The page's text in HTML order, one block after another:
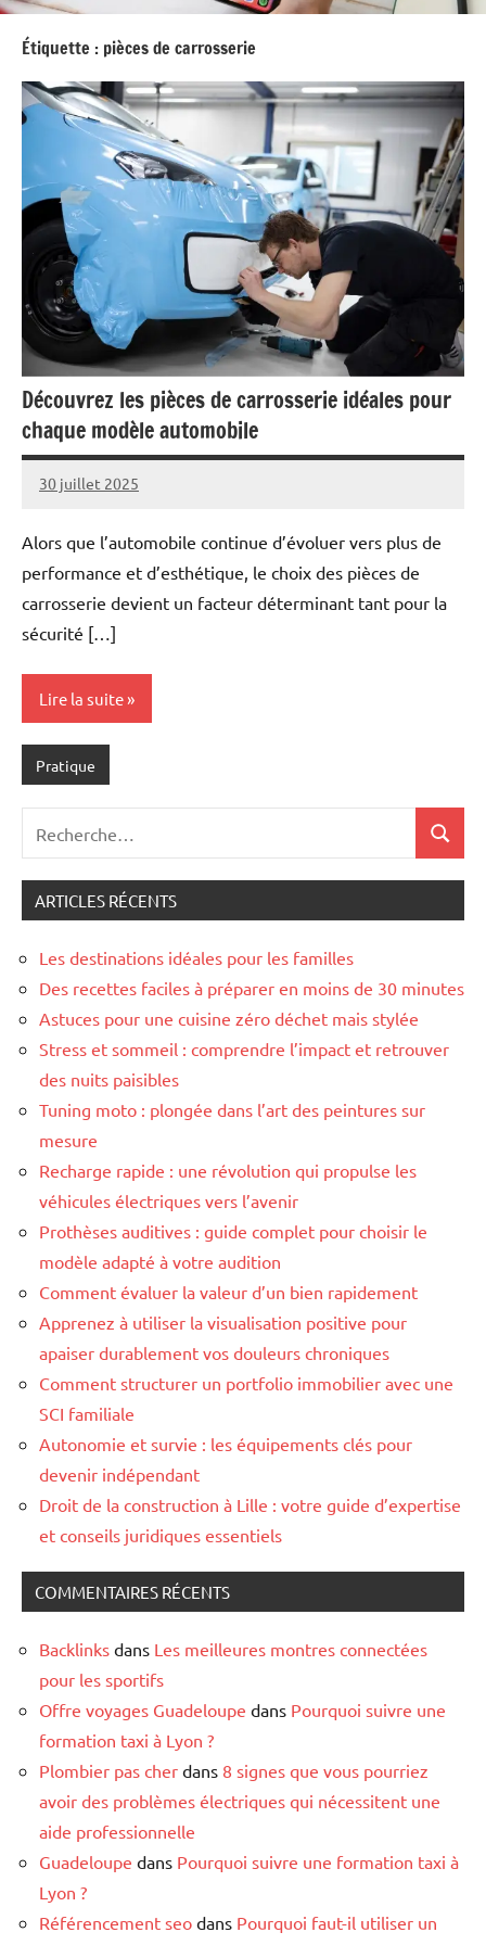
Étiquette : pièces de carrosserie
Découvrez les pièces de carrosserie idéales pour
chaque modèle automobile
30 juillet 2025
Marise
Aucun
Alors que l’automobile continue d’évoluer vers plus de
performance et d’esthétique, le choix des pièces de
carrosserie devient un facteur déterminant tant pour la
sécurité […]
Lire la suite
Pratique
pour
:
ARTICLES RÉCENTS
Les destinations idéales pour les familles
Des recettes faciles à préparer en moins de 30 minutes
Astuces pour une cuisine zéro déchet mais stylée
Stress et sommeil : comprendre l’impact et retrouver
des nuits paisibles
Tuning moto : plongée dans l’art des peintures sur
mesure
Recharge rapide : une révolution qui propulse les
véhicules électriques vers l’avenir
Prothèses auditives : guide complet pour choisir le
modèle adapté à votre audition
Comment évaluer la valeur d’un bien rapidement
Apprenez à utiliser la visualisation positive pour
apaiser durablement vos douleurs chroniques
Comment structurer un portfolio immobilier avec une
SCI familiale
Autonomie et survie : les équipements clés pour
devenir indépendant
Droit de la construction à Lille : votre guide d’expertise
et conseils juridiques essentiels
COMMENTAIRES RÉCENTS
Backlinks dans Les meilleures montres connectées
pour les sportifs
Offre voyages Guadeloupe dans Pourquoi suivre une
formation taxi à Lyon ?
Plombier pas cher dans 8 signes que vous pourriez
avoir des problèmes électriques qui nécessitent une
aide professionnelle
Guadeloupe dans Pourquoi suivre une formation taxi à
Lyon ?
Référencement seo dans Pourquoi faut-il utiliser un